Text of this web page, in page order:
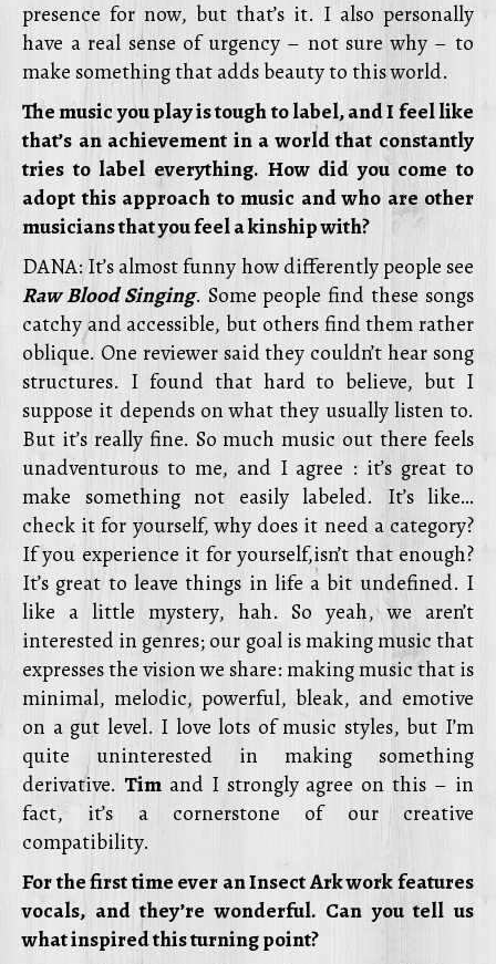
presence for now, but that’s it. I also personally
have a real sense of urgency – not sure why – to
make something that adds beauty to this world.
The music you play is tough to label, and I feel like
that’s an achievement in a world that constantly
tries to label everything. How did you come to
adopt this approach to music and who are other
musicians that you feel a kinship with?
DANA: It’s almost funny how differently people see
Raw Blood Singing. Some people find these songs
catchy and accessible, but others find them rather
oblique. One reviewer said they couldn’t hear song
structures. I found that hard to believe, but I
suppose it depends on what they usually listen to.
But it’s really fine. So much music out there feels
unadventurous to me, and I agree : it’s great to
make something not easily labeled. It’s like…
check it for yourself, why does it need a category?
If you experience it for yourself,isn’t that enough?
It’s great to leave things in life a bit undefined. I
like a little mystery, hah. So yeah, we aren’t
interested in genres; our goal is making music that
expresses the vision we share: making music that is
minimal, melodic, powerful, bleak, and emotive
on a gut level. I love lots of music styles, but I’m
quite uninterested in making something
derivative. Timand I strongly agree on this – in
fact, it’s a cornerstone of our creative
compatibility.
For the first time ever an Insect Ark work features
vocals, and they’re wonderful. Can you tell us
what inspired this turning point?